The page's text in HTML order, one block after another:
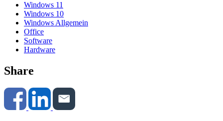
Windows 11
Windows 10
Windows Allgemein
Office
Software
Hardware
Share